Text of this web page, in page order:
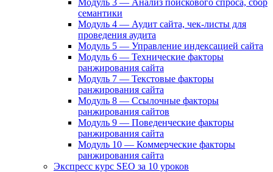
Модуль 3 — Анализ поискового спроса, сбор
семантики
Модуль 4 — Аудит сайта, чек-листы для
проведения аудита
Модуль 5 — Управление индексацией сайта
Модуль 6 — Технические факторы
ранжирования сайта
Модуль 7 — Текстовые факторы
ранжирования сайта
Модуль 8 — Ссылочные факторы
ранжирования сайтов
Модуль 9 — Поведенческие факторы
ранжирования сайта
Модуль 10 — Коммерческие факторы
ранжирования сайта
Экспресс курс SEO за 10 уроков